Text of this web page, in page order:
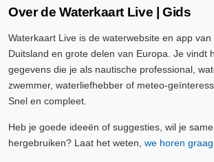
Over de Waterkaart Live | Gids
Waterkaart Live is de waterwebsite en app van
Duitsland en grote delen van Europa. Je vindt
gegevens die je als nautische professional,
zwemmer, waterliefhebber of meteo-
Snel en compleet.
Heb je goede ideeën of suggesties, wil je
hergebruiken? Laat het weten, we horen